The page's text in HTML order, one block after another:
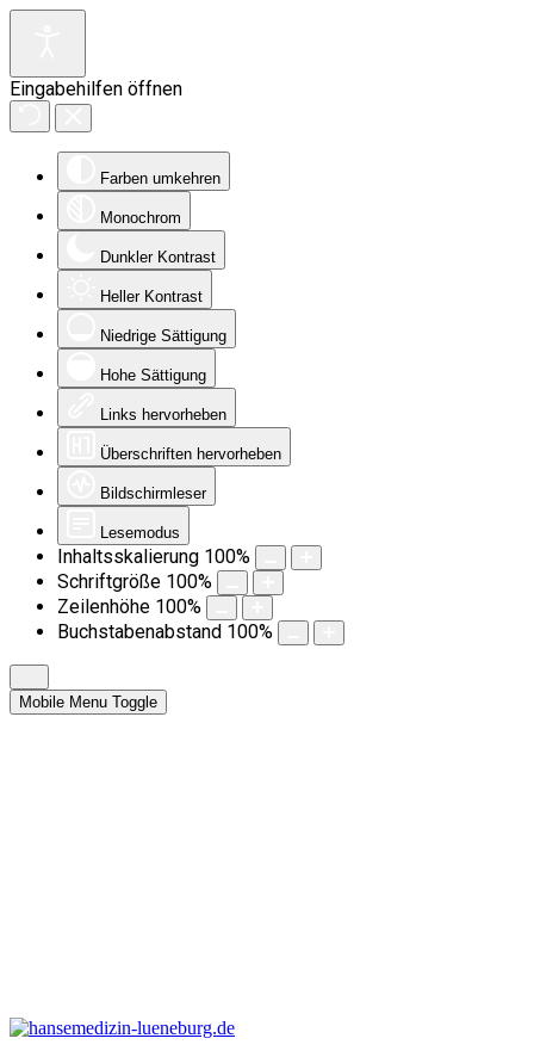
Eingabehilfen öffnen
Farben umkehren
Monochrom
Dunkler Kontrast
Heller Kontrast
Niedrige Sättigung
Hohe Sättigung
Links hervorheben
Überschriften hervorheben
Bildschirmleser
Lesemodus
Inhaltsskalierung 100%
Schriftgröße 100%
Zeilenhöhe 100%
Buchstabenabstand 100%
Mobile Menu Toggle